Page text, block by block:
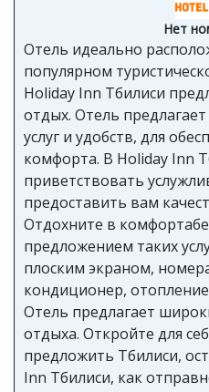
Нет
Отель идеально
популярном
Holiday Inn Тбилиси
отдых. Отель
услуг и удобств, для
комфорта. В Holiday Inn
приветствовать
предоставить вам
Отдохните в
предложением таких
плоским экраном,
кондиционер, отопление,
Отель предлагает
отдыха. Откройте для
предложить Тбилиси,
Inn Тбилиси, как
путешествия.